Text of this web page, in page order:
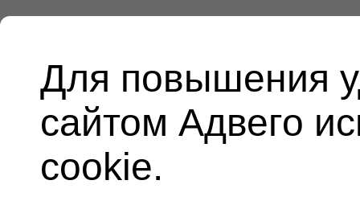
Для повышения
сайтом Адвего
cookie.